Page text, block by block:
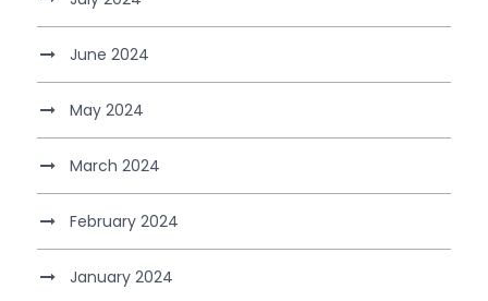
June 2024
May 2024
March 2024
February 2024
January 2024